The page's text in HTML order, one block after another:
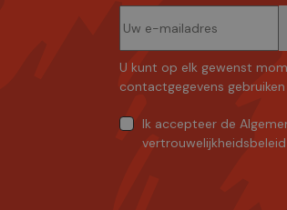
U kunt op elk gewenst
contactgegevens
Ik accepteer de
vertrouwelijkheidsbeleid